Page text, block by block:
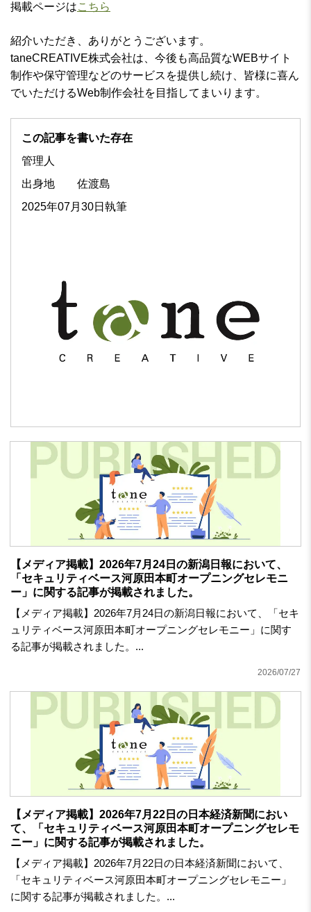
掲載ページはこちら
紹介いただき、ありがとうございます。
taneCREATIVE株式会社は、今後も高品質なWEBサイト
制作や保守管理などのサービスを提供し続け、皆様に喜ん
でいただけるWeb制作会社を目指してまいります。
この記事を書いた存在
管理人
出身地
佐渡島
2025年07月30日執筆
【メディア掲載】2026年7月24日の新潟日報において、
「セキュリティベース河原田本町オープニングセレモニ
ー」に関する記事が掲載されました。
【メディア掲載】2026年7月24日の新潟日報において、「セキ
ュリティベース河原田本町オープニングセレモニー」に関す
る記事が掲載されました。...
2026/07/27
【メディア掲載】2026年7月22日の日本経済新聞におい
て、「セキュリティベース河原田本町オープニングセレモ
ニー」に関する記事が掲載されました。
【メディア掲載】2026年7月22日の日本経済新聞において、
「セキュリティベース河原田本町オープニングセレモニー」
に関する記事が掲載されました。...